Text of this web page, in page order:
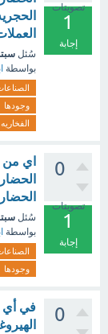
تصويتات
1
إجابة
سُئل سبتمبر
بواسطة
وجودها
الفخاريه
0
تصويتات
1
إجابة
اي من
سُئل سبتمبر
بواسطة
وجودها
0
في أي